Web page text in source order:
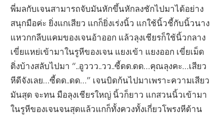
พี่มลกับเจนสามารถจับมันหักขึ้นหักลงชักไปมาได้อย่าง
สนุกมือค่ะ ยิ่งแกเสียว แกก็ยิ่งเร่งนิ้ว แกใช้นิ้วชี้กับนิ้วนาง
แหวกกลีบแคมของเจนอ้าออก แล้วลุงเชียรก็ใช้นิ้วกลาง
เขี่ยแหย่เข้ามาในรูหีของเจน แยงเข้า แยงออก เขี่ยเม็ด
ติ่งบ้างสลับไปมา “..อูววว..วว..ซี้ดด.ดด…คุณลุงคะ…เสียว
หีดีจังเลย…ซี้ดด..ดด…” เจนบิดก้นไปมาเพราะความเสียว
มันสุด จะทน มือลุงเชียรใหญ่ นิ้วก็ยาว แกสวนนิ้วเข้ามา
ในรูหีของเจนจนสุดแล้วแกก็ทั้งควงทั้งเกี่ยวโพรงหีด้าน